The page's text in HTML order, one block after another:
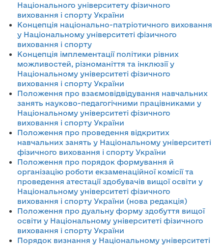
Національного університету фізичного
виховання і спорту України
Концепція національно-патріотичного виховання
у Національному університеті фізичного
виховання і спорту
Концепція імплементації політики рівних
можливостей, різноманіття та інклюзії у
Національному університеті фізичного
виховання і спорту України
Положення про взаємовідвідування навчальних
занять науково-педагогічними працівниками у
Національному університеті фізичного
виховання і спорту України
Положення про проведення відкритих
навчальних занять у Національному університеті
фізичного виховання і спорту України
Положення про порядок формування й
організацію роботи екзаменаційної комісії та
проведення атестації здобувачів вищої освіти у
Національному університеті фізичного
виховання і спорту України (нова редакція)
Положення про дуальну форму здобуття вищої
освіти у Національному університеті фізичного
виховання і спорту України
Порядок визнання у Національному університеті